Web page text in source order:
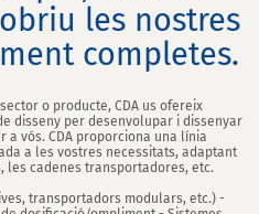
les nostres
completes.
o producte, CDA us ofereix
disseny per desenvolupar i dissenyar
a vós. CDA proporciona una línia
a les vostres necessitats, adaptant
les cadenes transportadores, etc.
transportadors modulars, etc.) -